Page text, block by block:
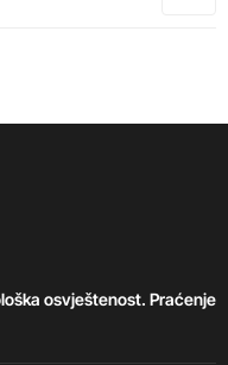
osvještenost. Praćenje